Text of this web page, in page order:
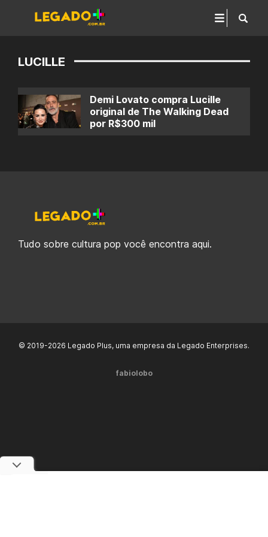
LUCILLE
Demi Lovato compra Lucille
original de The Walking Dead
por R$300 mil
Tudo sobre cultura pop você encontra aqui.
© 2019-2026 Legado Plus, uma empresa da Legado Enterprises.
fabiolobo